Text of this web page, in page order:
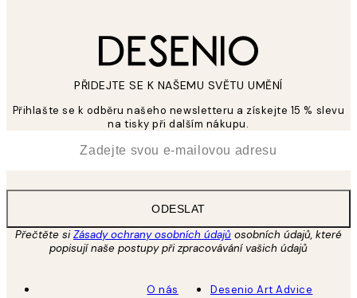
PŘIDEJTE SE K NAŠEMU SVĚTU UMĚNÍ
Přihlašte se k odběru našeho newsletteru a získejte 15 % slevu
na tisky při dalším nákupu.
ODESLAT
Přečtěte siZásady ochrany osobních údajů osobních údajů, které
popisují naše postupy při zpracovávání vašich údajů
O nás
Desenio Art Advice